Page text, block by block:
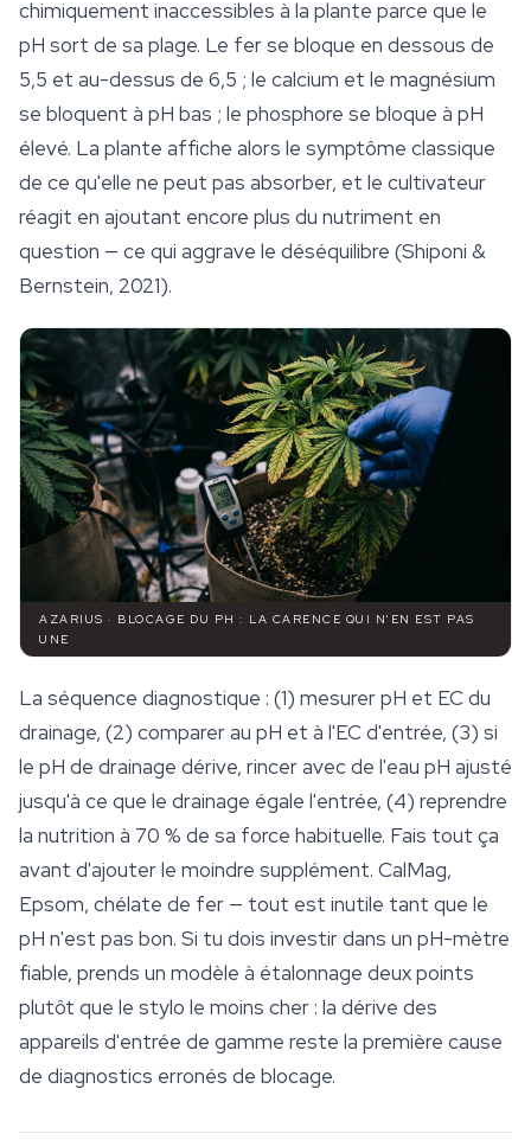
chimiquement inaccessibles à la plante parce que le
pH sort de sa plage. Le fer se bloque en dessous de
5,5 et au-dessus de 6,5 ; le calcium et le magnésium
se bloquent à pH bas ; le phosphore se bloque à pH
élevé. La plante affiche alors le symptôme classique
de ce qu'elle ne peut pas absorber, et le cultivateur
réagit en ajoutant encore plus du nutriment en
question — ce qui aggrave le déséquilibre (Shiponi &
Bernstein, 2021).
AZARIUS · BLOCAGE DU PH : LA CARENCE QUI N'EN EST PAS
UNE
La séquence diagnostique : (1) mesurer pH et EC du
drainage, (2) comparer au pH et à l'EC d'entrée, (3) si
le pH de drainage dérive, rincer avec de l'eau pH ajusté
jusqu'à ce que le drainage égale l'entrée, (4) reprendre
la nutrition à 70 % de sa force habituelle. Fais tout ça
avant d'ajouter le moindre supplément. CalMag,
Epsom, chélate de fer — tout est inutile tant que le
pH n'est pas bon. Si tu dois investir dans un pH-mètre
fiable, prends un modèle à étalonnage deux points
plutôt que le stylo le moins cher : la dérive des
appareils d'entrée de gamme reste la première cause
de diagnostics erronés de blocage.